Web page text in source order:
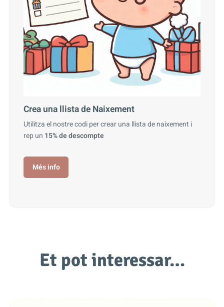
Crea una llista de Naixement
Utilitza el nostre codi per crear una llista de naixement i
rep un 15% de descompte
Més info
Et pot interessar…